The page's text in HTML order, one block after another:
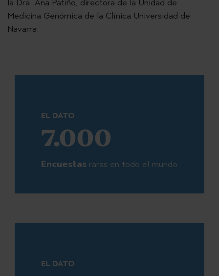
la Dra. Ana Patiño, directora de la Unidad de
Medicina Genómica de la Clínica Universidad de
Navarra.
EL DATO
7.000
Encuestas raras en todo el mundo
EL DATO